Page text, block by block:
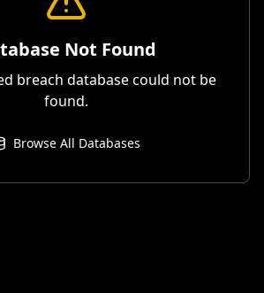
Not Found
breach database could not be
found.
Browse All Databases